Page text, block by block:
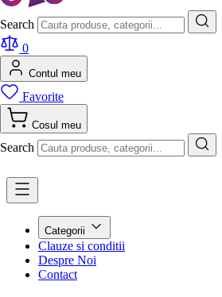
Search
0
Contul meu
Favorite
Cosul meu
Search
Categorii
Clauze si conditii
Despre Noi
Contact